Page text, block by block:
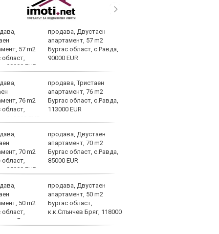
продава, Двустаен
апартамент, 57 m2
Бургас област, с.Равда,
90000 EUR
продава, Тристаен
апартамент, 76 m2
Бургас област, с.Равда,
113000 EUR
продава, Двустаен
апартамент, 70 m2
Бургас област, с.Равда,
85000 EUR
продава, Двустаен
апартамент, 50 m2
Бургас област,
к.к.Слънчев Бряг, 118000